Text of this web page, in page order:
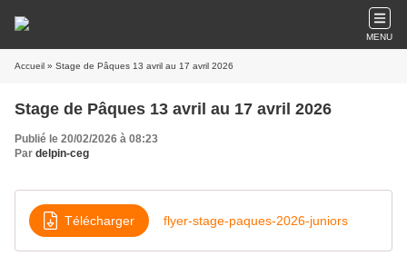
MENU
Accueil » Stage de Pâques 13 avril au 17 avril 2026
Stage de Pâques 13 avril au 17 avril 2026
Publié le 20/02/2026 à 08:23
Par delpin-ceg
Télécharger flyer-stage-paques-2026-juniors